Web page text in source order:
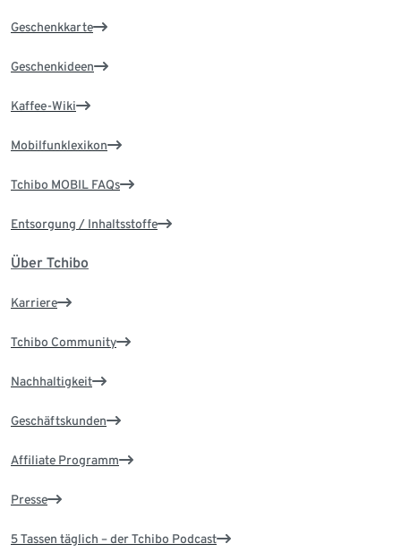
Geschenkkarte
Geschenkideen
Kaffee-Wiki
Mobilfunklexikon
Tchibo MOBIL FAQs
Entsorgung / Inhaltsstoffe
Über Tchibo
Karriere
Tchibo Community
Nachhaltigkeit
Geschäftskunden
Affiliate Programm
Presse
5 Tassen täglich – der Tchibo Podcast